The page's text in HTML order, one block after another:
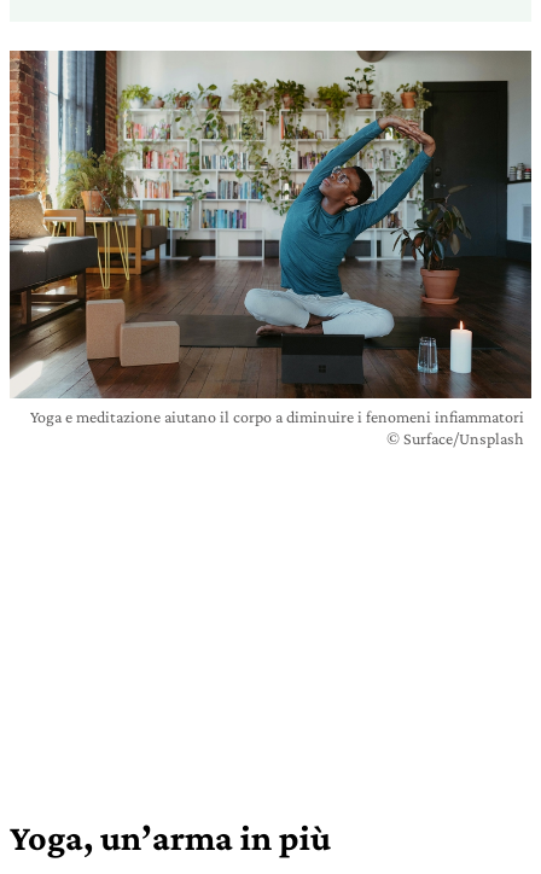
Yoga e meditazione aiutano il corpo a diminuire i fenomeni infiammatori
© Surface/Unsplash
Yoga, un’arma in più